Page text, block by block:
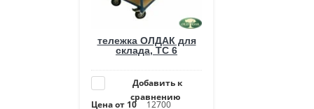
тележка ОЛДАК для
склада, ТС 6
Добавить к
сравнению
Цена от 10
12700